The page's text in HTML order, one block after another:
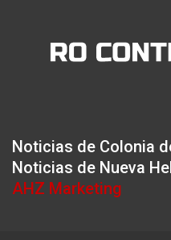
Noticias de Colonia
Noticias de Nueva
AHZ Marketing